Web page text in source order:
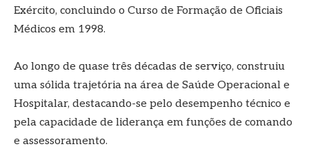
Exército, concluindo o Curso de Formação de Oficiais
Médicos em 1998.
Ao longo de quase três décadas de serviço, construiu
uma sólida trajetória na área de Saúde Operacional e
Hospitalar, destacando-se pelo desempenho técnico e
pela capacidade de liderança em funções de comando
e assessoramento.